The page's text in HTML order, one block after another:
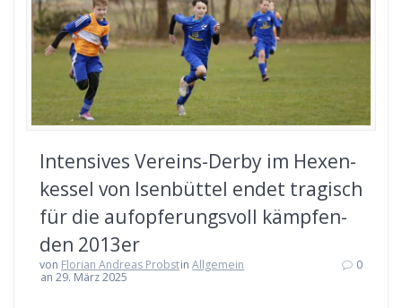
Inten­si­ves Ver­eins-Der­by im Hexen­
kes­sel von Isen­büt­tel endet tra­gisch
für die auf­op­fe­rungs­voll kämp­fen­
den 2013er
von Florian Andreas ProbstinAllgemein
an 29. März 2025
0